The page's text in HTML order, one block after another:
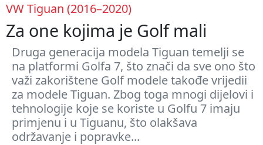
VW Tiguan (2016–2020)
Za one kojima je Golf mali
Druga generacija modela Tiguan temelji se
na platformi Golfa 7, što znači da sve ono što
važi zakorištene Golf modele takođe vrijedii
za modele Tiguan. Zbog toga mnogi dijelovi i
tehnologije koje se koriste u Golfu 7 imaju
primjenu i u Tiguanu, što olakšava
održavanje i popravke...